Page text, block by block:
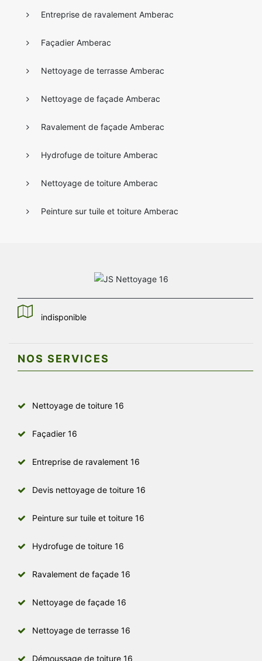
Entreprise de ravalement Amberac
Façadier Amberac
Nettoyage de terrasse Amberac
Nettoyage de façade Amberac
Ravalement de façade Amberac
Hydrofuge de toiture Amberac
Nettoyage de toiture Amberac
Peinture sur tuile et toiture Amberac
indisponible
NOS SERVICES
Nettoyage de toiture 16
Façadier 16
Entreprise de ravalement 16
Devis nettoyage de toiture 16
Peinture sur tuile et toiture 16
Hydrofuge de toiture 16
Ravalement de façade 16
Nettoyage de façade 16
Nettoyage de terrasse 16
Démoussage de toiture 16